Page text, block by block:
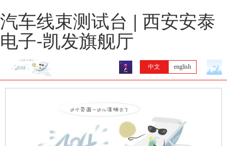
汽车线束测试台 | 西安安泰
电子-凯发旗舰厅
中文 english